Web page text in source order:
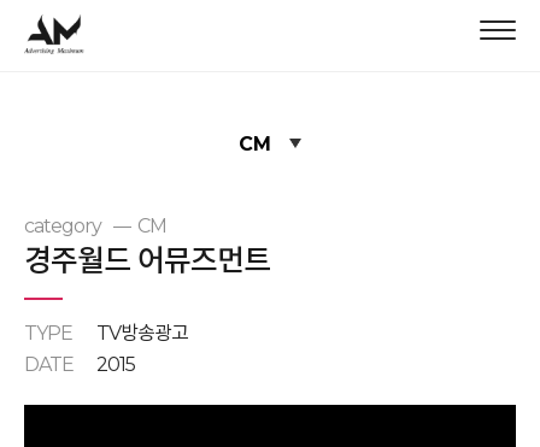
CM
category CM
경주월드 어뮤즈먼트
TYPE
TV방송광고
DATE
2015